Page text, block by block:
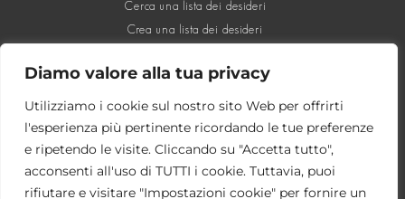
Diamo valore alla tua privacy
Utilizziamo i cookie sul nostro sito Web per offrirti
l'esperienza più pertinente ricordando le tue preferenze
e ripetendo le visite. Cliccando su "Accetta tutto",
acconsenti all'uso di TUTTI i cookie. Tuttavia, puoi
rifiutare e visitare "Impostazioni cookie" per fornire un
Cerca una lista dei desideri
Crea una lista dei desideri
SOCIAL